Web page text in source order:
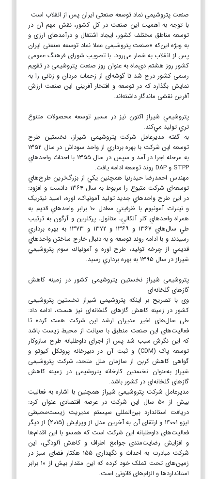
صنعت پتروشیمی نماد توسعه صنعتی ایران پس از انقلاب است
با توجه به اهمیت این صنعت در کل کشور، نقش مهم آن در
توسعه مناطق مختلف کشور، ایجاد اشتغال و درآمدهای ارزی و
به ویژه این‌که «صنعت پتروشیمی عملا نماد توسعه صنعتی ایران
پس از انقلاب به شمار می‌رود‌‌، با تصویب شورای فرهنگ عمومی
کشور روز هشتم دی‌ماه به عنوان روز صنعت پتروشیمی در تقویم
رسمی کشور درج شد تا گوشه‌ای از زحمات مردان و زنانی را به
نمایش بگذارد که در توسعه و افتخار آفرینی این صنعت ارزش
آفرین نقشی ماندگار داشته‌اند.
پتروشيمي شيراز اکنون نیز در مسیر توسعه محصولات متنوع
تري توليد مي‌کند.
به گفته مدیرعامل شرکت پتروشیمی شیراز، نخستین طرح
توسعه این شركت با بهره برداري از واحد سوداش در سال ۱۳۵۲
به مرحله اجرا در آمد و سپس در سال ۱۳۵۵ با احداث واحدهاي
STPP و DAP روند توسعه ادامه يافت.
مهندس احمدرضا حیدرنیا همچنین يكي از بزرگ‌ترين طرح‌هاي
توسعه‌ای شركت متبوع را مربوط به سال ۱۳۶۴ دانست و افزود:
در اين طرح واحدهاي جديد توليد آمونياک، اوره، اسيد نيتريک
و نيترات آمونيوم با ظرفيتي معادل ۱۰ برابر واحدهاي قديم به
همراه واحدهاي کلر آلکالي، متانول، پرکلرين و آرگون به ترتيب
طي سال‌هاي ۱۳۶۷ و ۱۳۶۹ و ۱۳۷۲ و ۱۳۷۳ به بهره برداري
رسيدند و با ادامه روند توسعه و به دنبال خارج ساختن واحدهاي
قديمي از چرخه توليد، طرح اوره و آمونياك سوم پتروشيمي
شيراز در سال ۱۳۹۵ به بهره برداري رسيد.
پتروشیمی شیراز نخستین پتروشیمی کشور در زمینه کاهش
گازهای گلخانه‌ای
وی با تصریح بر اینکه پتروشیمی شیراز نخستین پتروشیمی
کشور در زمینه کاهش گازهای گلخانه‌ای نیز هست، ادامه داد:
طی سال‌های اخیر مدیران ارشد این شرکت همت کرده تا
فعالیت‌های این صنعت منطبق با صیانت از محیط زیست باشد
که این نگرش سبب شد پس از اجرای داوطلبانه طرح سازوکار
توسعه پاک (CDM) و ثبت آن در دبیرخانه پروتکل کیوتو و
گواهی کاهش کربن از سازمان ملل متحد، شرکت پتروشیمی
شیراز به‌عنوان نخستین کارخانه پتروشیمی در زمینه کاهش
گازهای گلخانه‌ای در کشور باشد.
مدیرعامل شرکت پتروشیمی شیراز همچنین با اشاره به فعالیت
بیش از ۵۰ سال این شرکت در عرصه اقتصادی عنوان کرد:
دریافت استاندارد بین‌المللی سیستم مدیریت زیست‌محیطی
ایزو ۱۴۰۰۱ و ارتقای آن به آخرین مدل از ویرایش (۲۰۱۵) از دیگر
فعالیت‌های داوطلبانه این شرکت است که همسو با این اقدام‌ها
و افزایش رضایت‌مندی جوامع اطراف و کاهش آلودگی، این
شرکت مبادرت به احداث و نگهداری ۱۵۵ هکتار فضای سبز در
زمین‌های تحت تملک خود کرده که این مقدار بیش از ۱۰ برابر
استانداردها و الزام‌های قانونی است.